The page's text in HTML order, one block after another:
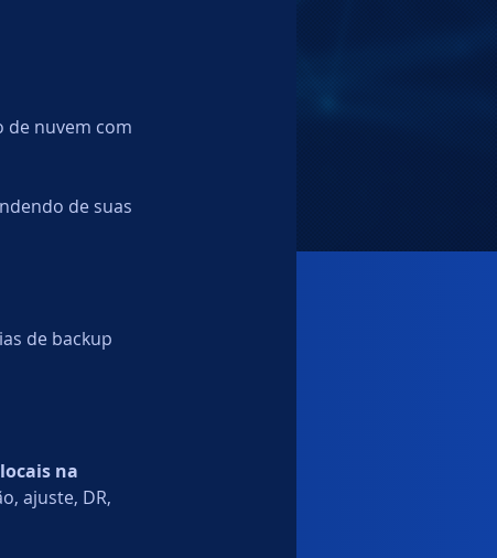
de nuvem com
de suas
de backup
na
ajuste, DR,